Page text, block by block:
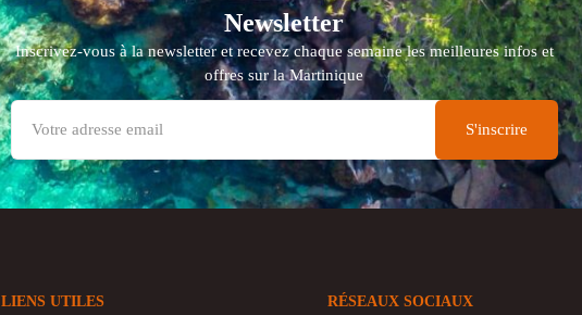
Newsletter
Inscrivez-vous à la newsletter et recevez chaque semaine les meilleures infos et
offres sur la Martinique
LIENS UTILES RÉSEAUX SOCIAUX